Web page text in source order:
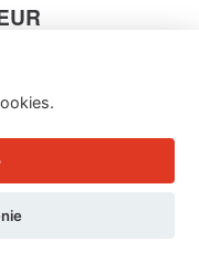
8.